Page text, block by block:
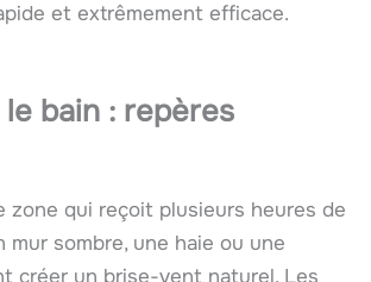
et extrêmement efficace.
bain : repères
zone qui reçoit plusieurs heures de
mur sombre, une haie ou une
créer un brise-vent naturel. Les